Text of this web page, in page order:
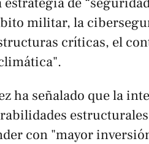
militar, la
críticas, el
ha señalado que la
con "mayor